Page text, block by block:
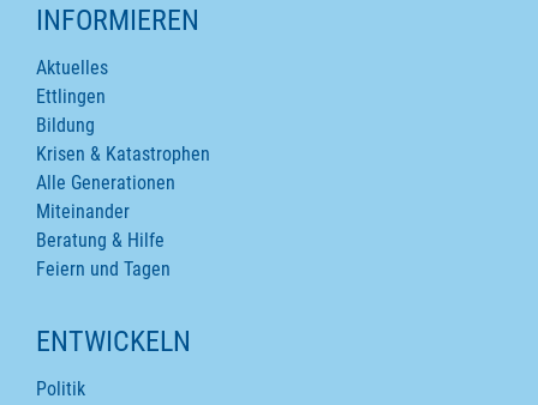
INFORMIEREN
Aktuelles
Ettlingen
Bildung
Krisen & Katastrophen
Alle Generationen
Miteinander
Beratung & Hilfe
Feiern und Tagen
ENTWICKELN
Politik